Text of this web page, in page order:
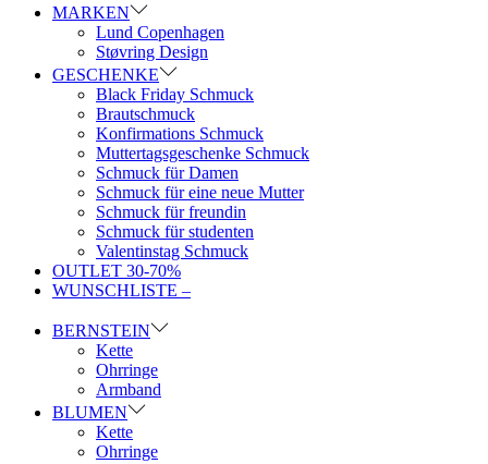
MARKEN
Lund Copenhagen
Støvring Design
GESCHENKE
Black Friday Schmuck
Brautschmuck
Konfirmations Schmuck
Muttertagsgeschenke Schmuck
Schmuck für Damen
Schmuck für eine neue Mutter
Schmuck für freundin
Schmuck für studenten
Valentinstag Schmuck
OUTLET 30-70%
WUNSCHLISTE –
BERNSTEIN
Kette
Ohrringe
Armband
BLUMEN
Kette
Ohrringe